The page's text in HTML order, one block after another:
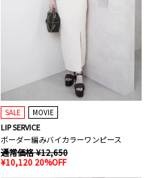
SALE MOVIE
LIP SERVICE
ボーダー編みバイカラーワンピース
通常価格 ¥12,650
¥10,120 20%OFF